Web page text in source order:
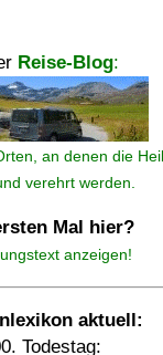
Reise-Blog:
an denen die
verehrt werden.
Mal hier?
anzeigen!
aktuell:
Todestag: